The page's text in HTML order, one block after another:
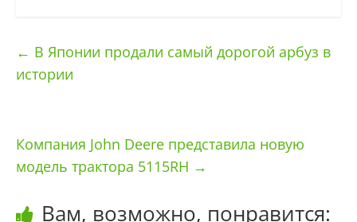
← В Японии продали самый дорогой арбуз в
истории
Компания John Deere представила новую
модель трактора 5115RH →
Вам, возможно, понравится: